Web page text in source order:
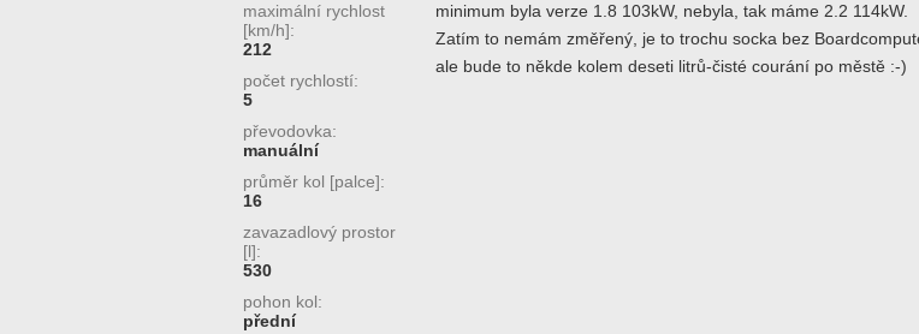
maximální rychlost
[km/h]:
212
počet rychlostí:
5
převodovka:
manuální
průměr kol [palce]:
16
zavazadlový prostor
[l]:
530
pohon kol:
přední
minimum byla verze 1.8 103kW, nebyla, tak máme 2.2 114kW.
Zatím to nemám změřený, je to trochu socka bez
ale bude to někde kolem deseti litrů-čisté courání po městě :-)